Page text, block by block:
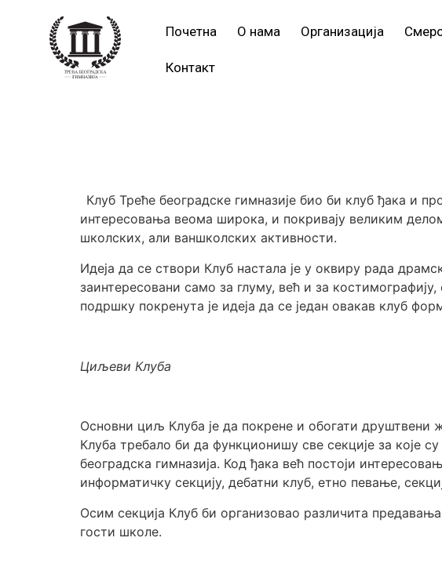
Почетна О нама Организација
Контакт
Клуб Треће београдске гимназије био би клуб ђака и
интересовања веома широка, и покривају великим
школских, али ваншколских активности.
Идеја да се створи Клуб настала је у оквиру рада
заинтересовани само за глуму, већ и за
подршку покренута је идеја да се један овакав клуб
Циљеви Клуба
Основни циљ Клуба је да покрене и обогати
Клуба требало би да функционишу све секције за које
београдска гимназија. Код ђака већ постоји
информатичку секцију, дебатни клуб, етно певање,
Осим секција Клуб би организовао различита
гости школе.